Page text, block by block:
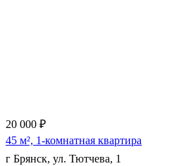
20 000 ₽
45 м², 1-комнатная квартира
г Брянск, ул. Тютчева, 1